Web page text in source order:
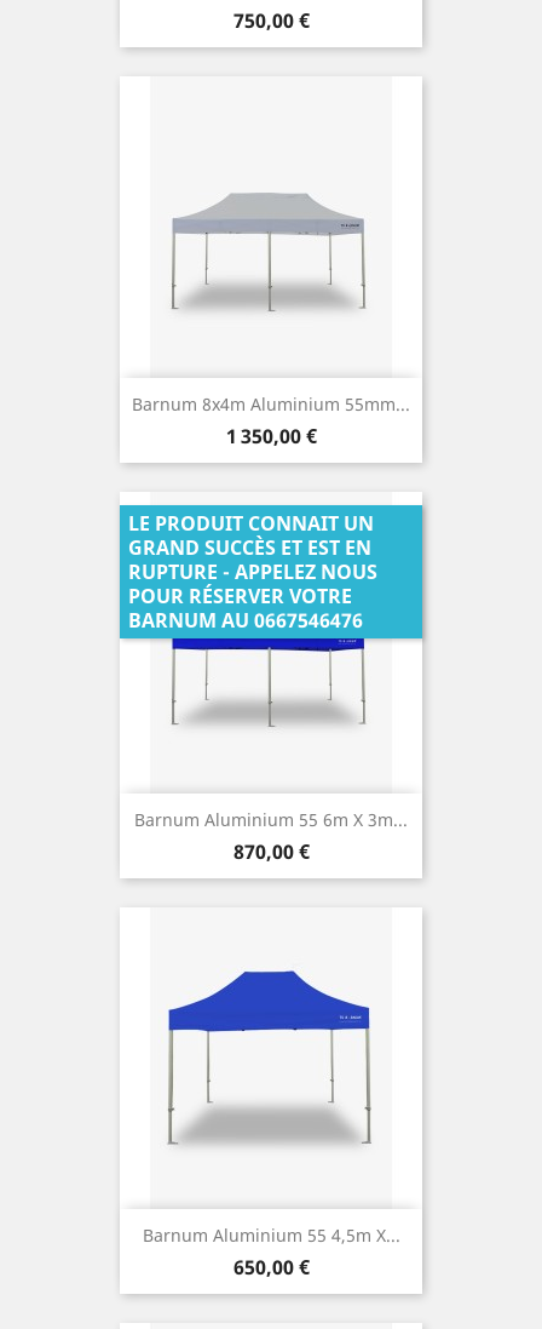
Prix
750,00 €
Barnum 8x4m Aluminium 55mm...
Prix
1 350,00 €
Barnum Aluminium 55 6m X 3m...
Prix
870,00 €
LE PRODUIT CONNAIT UN
GRAND SUCCÈS ET EST EN
RUPTURE - APPELEZ NOUS
POUR RÉSERVER VOTRE
BARNUM AU 0667546476
Barnum Aluminium 55 4,5m X...
Prix
650,00 €